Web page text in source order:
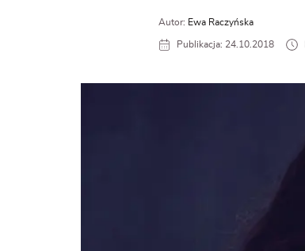
Autor: Ewa Raczyńska
Publikacja: 24.10.2018